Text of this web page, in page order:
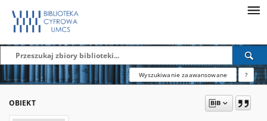
Wyszukiwanie zaawansowane ?
OBIEKT